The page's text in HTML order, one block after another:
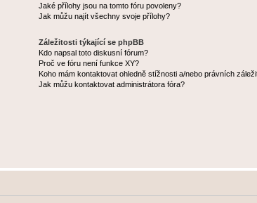
Jaké přílohy jsou na tomto fóru povoleny?
Jak můžu najít všechny svoje přílohy?
Záležitosti týkající se phpBB
Kdo napsal toto diskusní fórum?
Proč ve fóru není funkce XY?
Koho mám kontaktovat ohledně stížnosti a/nebo právních
Jak můžu kontaktovat administrátora fóra?